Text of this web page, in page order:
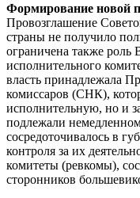
Формирование новой
Провозглашение
страны не получило
ограничена также роль
исполнительного
власть принадлежала
комиссаров (СНК),
исполнительную, но и
подлежали
сосредоточивалось в
контроля за их
комитеты (ревкомы),
сторонников